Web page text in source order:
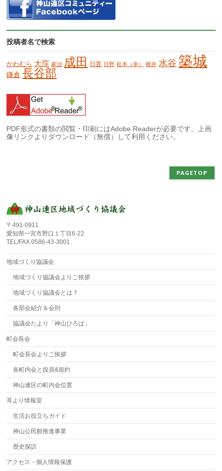
投稿者名で検索
かわむら 大窪 家治 成田 日置 日野 松本（幸） 横井 水谷 築城
鎌倉 長谷部
PDF形式の書類の閲覧・印刷にはAdobe Readerが必要です。上画
像リンクよりダウンロード（無償）して利用ください。
PAGETOP
〒491-0911
愛知県一宮市野口１丁目6-22
TEL/FAX 0586-43-3001
地域づくり協議会
地域づくり協議会よりご挨拶
地域づくり協議会とは？
各部会紹介＆会則
協議会たより「神山ひろば」
町会長会
町会長会よりご挨拶
各町内会と役員&規約
神山連区の町内会位置
耳より情報室
生活お役立ちガイド
神山公民館推進事業
歴史探訪
アクセス・個人情報保護